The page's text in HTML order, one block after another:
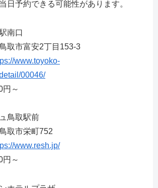
日予約できる可能性があります。
南口
取市富安2丁目153-3
www.toyoko-
00046/
円～
鳥取駅前
取市栄町752
www.resh.jp/
円～